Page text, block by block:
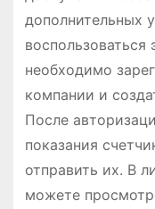
дополнительных
необходимо
компании и
После
показания
отправить их. В
можете